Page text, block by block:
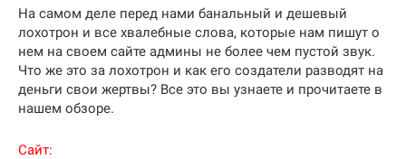
На самом деле перед нами банальный и дешевый
лохотрон и все хвалебные слова, которые нам пишут о
нем на своем сайте админы не более чем пустой звук.
Что же это за лохотрон и как его создатели разводят на
деньги свои жертвы? Все это вы узнаете и прочитаете в
нашем обзоре.
Сайт: